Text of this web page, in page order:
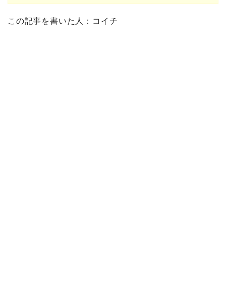
この記事を書いた人：コイチ